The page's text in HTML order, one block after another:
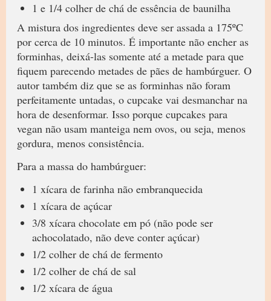
1 e 1/4 colher de chá de essência de baunilha
A mistura dos ingredientes deve ser assada a 175ºC
por cerca de 10 minutos. É importante não encher as
forminhas, deixá-las somente até a metade para que
fiquem parecendo metades de pães de hambúrguer. O
autor também diz que se as forminhas não foram
perfeitamente untadas, o cupcake vai desmanchar na
hora de desenformar. Isso porque cupcakes para
vegan não usam manteiga nem ovos, ou seja, menos
gordura, menos consistência.
Para a massa do hambúrguer:
1 xícara de farinha não embranquecida
1 xícara de açúcar
3/8 xícara chocolate em pó (não pode ser
achocolatado, não deve conter açúcar)
1/2 colher de chá de fermento
1/2 colher de chá de sal
1/2 xícara de água